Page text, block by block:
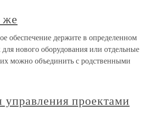
же
обеспечение держите в определенном
нового оборудования или отдельные
можно объединить с родственными
проектами